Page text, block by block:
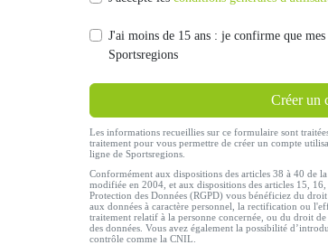
J'ai moins de 15 ans : je confirme que
Sportsregions
Créer un
Les informations recueillies sur ce formulaire sont
traitement pour vous permettre de créer un compte
ligne de Sportsregions.
Conformément aux dispositions des articles 38 à 40
modifiée en 2004, et aux dispositions des articles 15,
Protection des Données (RGPD) vous bénéficiez du
aux données à caractère personnel, la rectification ou
traitement relatif à la personne concernée, ou du droit
des données. Vous avez également la possibilité
contrôle comme la CNIL.